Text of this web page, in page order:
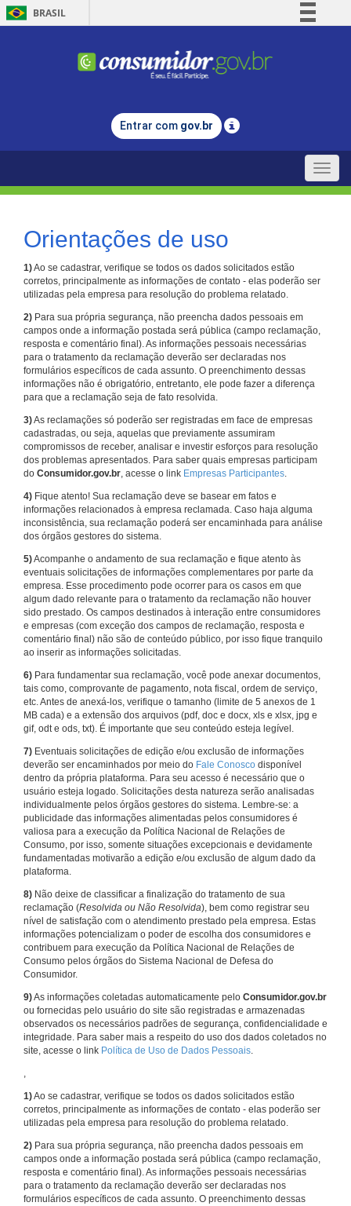
BRASIL
Comunica BR
Legislação
Entrar com gov.br
Toggle
Orientações de uso
1)Ao se cadastrar, verifique se todos os dados solicitados estão
corretos, principalmente as informações de contato - elas poderão ser
utilizadas pela empresa para resolução do problema relatado.
2) Para sua própria segurança, não preencha dados pessoais em
campos onde a informação postada será pública (campo reclamação,
resposta e comentário final). As informações pessoais necessárias
para o tratamento da reclamação deverão ser declaradas nos
formulários específicos de cada assunto. O preenchimento dessas
informações não é obrigatório, entretanto, ele pode fazer a diferença
para que a reclamação seja de fato resolvida.
3)As reclamações só poderão ser registradas em face de empresas
cadastradas, ou seja, aquelas que previamente assumiram
compromissos de receber, analisar e investir esforços para resolução
dos problemas apresentados. Para saber quais empresas participam
do Consumidor.gov.br, acesse o link Empresas Participantes.
4) Fique atento! Sua reclamação deve se basear em fatos e
informações relacionados à empresa reclamada. Caso haja alguma
inconsistência, sua reclamação poderá ser encaminhada para análise
dos órgãos gestores do sistema.
5)Acompanhe o andamento de sua reclamação e fique atento às
eventuais solicitações de informações complementares por parte da
empresa. Esse procedimento pode ocorrer para os casos em que
algum dado relevante para o tratamento da reclamação não houver
sido prestado. Os campos destinados à interação entre consumidores
e empresas (com exceção dos campos de reclamação, resposta e
comentário final) não são de conteúdo público, por isso fique tranquilo
ao inserir as informações solicitadas.
6) Para fundamentar sua reclamação, você pode anexar documentos,
tais como, comprovante de pagamento, nota fiscal, ordem de serviço,
etc. Antes de anexá-los, verifique o tamanho (limite de 5 anexos de 1
MB cada) e a extensão dos arquivos (pdf, doc e docx, xls e xlsx, jpg e
gif, odt e ods, txt). É importante que seu conteúdo esteja legível.
7) Eventuais solicitações de edição e/ou exclusão de informações
deverão ser encaminhados por meio do Fale Conosco disponível
dentro da própria plataforma. Para seu acesso é necessário que o
usuário esteja logado. Solicitações desta natureza serão analisadas
individualmente pelos órgãos gestores do sistema. Lembre-se: a
publicidade das informações alimentadas pelos consumidores é
valiosa para a execução da Política Nacional de Relações de
Consumo, por isso, somente situações excepcionais e devidamente
fundamentadas motivarão a edição e/ou exclusão de algum dado da
plataforma.
8) Não deixe de classificar a finalização do tratamento de sua
reclamação (Resolvida ou Não Resolvida), bem como registrar seu
nível de satisfação com o atendimento prestado pela empresa. Estas
informações potencializam o poder de escolha dos consumidores e
contribuem para execução da Política Nacional de Relações de
Consumo pelos órgãos do Sistema Nacional de Defesa do
Consumidor.
9)As informações coletadas automaticamente pelo Consumidor.gov.br
ou fornecidas pelo usuário do site são registradas e armazenadas
observados os necessários padrões de segurança, confidencialidade e
integridade. Para saber mais a respeito do uso dos dados coletados no
site, acesse o link Política de Uso de Dados Pessoais.
,
1)Ao se cadastrar, verifique se todos os dados solicitados estão
corretos, principalmente as informações de contato - elas poderão ser
utilizadas pela empresa para resolução do problema relatado.
2) Para sua própria segurança, não preencha dados pessoais em
campos onde a informação postada será pública (campo reclamação,
resposta e comentário final). As informações pessoais necessárias
para o tratamento da reclamação deverão ser declaradas nos
formulários específicos de cada assunto. O preenchimento dessas